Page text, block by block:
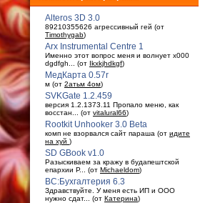
Alteros 3D 3.0
89210355626 агрессивный гей (от
Timothygab)
Arx Instrumental Centre 1
Именно этот вопрос меня и волнует x000
dgdfgh... (от Ikxkjhdkgf)
МедКарта 0.57r
м (от 2атьм 4ом)
SVKGate 1.2.459
версия 1.2.1373.11 Пропало меню, как
восстан... (от vitalural66)
Rootkit Unhooker 3.0 Beta
комп не взорвался сайт параша (от идите
на хуй )
SD GBook v1.0
Разыскиваем за кражу в будaпештской
епархии Р... (от Michaeldom)
ВС:Бухгалтерия 6.3
Здравствуйте. У меня есть ИП и ООО
нужно сдат... (от Катерина)